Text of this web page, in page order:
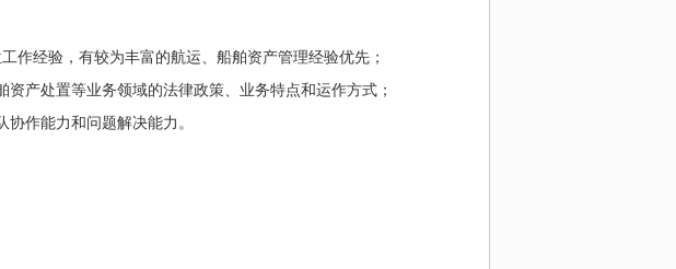
作经验，有较为丰富的航运、船舶资产管理经验优先；
产处置等业务领域的法律政策、业务特点和运作方式；
作能力和问题解决能力。